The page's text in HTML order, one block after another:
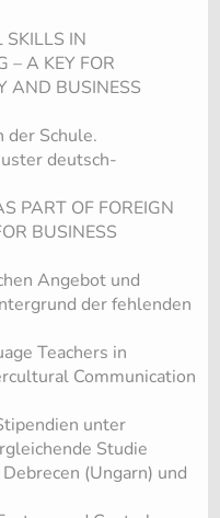
SKILLS IN
– A KEY FOR
AND BUSINESS
Schule.
deutsch-
PART OF FOREIGN
BUSINESS
Angebot und
der fehlenden
Teachers in
Communication
unter
Studie
(Ungarn) und